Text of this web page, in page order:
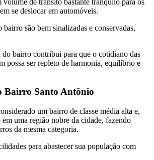
de trânsito bastante tranquilo para os
se deslocar em automóveis.
bairro são bem sinalizadas e conservadas,
bairro contribui para que o cotidiano das
possa ser repleto de harmonia, equilíbrio e
Bairro Santo Antônio
um bairro de classe média alta e,
uma região nobre da cidade, fazendo
da mesma categoria.
para abastecer sua população com